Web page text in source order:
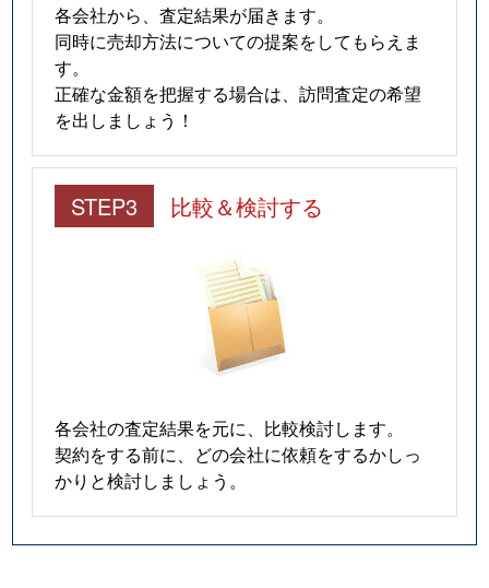
各会社から、査定結果が届きます。
同時に売却方法についての提案をしてもらえま
す。
正確な金額を把握する場合は、訪問査定の希望
を出しましょう！
STEP3 比較＆検討する
各会社の査定結果を元に、比較検討します。
契約をする前に、どの会社に依頼をするかしっ
かりと検討しましょう。